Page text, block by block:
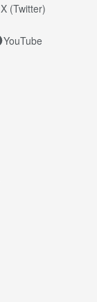
X (Twitter)
YouTube